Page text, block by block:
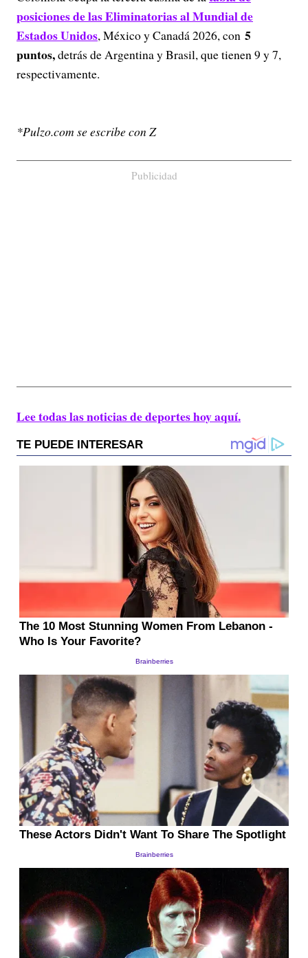
posiciones de las Eliminatorias al Mundial de
Estados Unidos, México y Canadá 2026, con 5
puntos,detrás de Argentina y Brasil, que tienen 9 y 7,
respectivamente.
*Pulzo.com se escribe con Z
Publicidad
Lee todas las noticias de deportes hoy aquí.